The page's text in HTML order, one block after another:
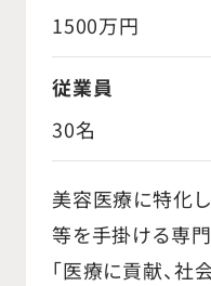
1500万円
従業員
30名
美容医療に特化
等を手掛ける専門
「医療に貢献、